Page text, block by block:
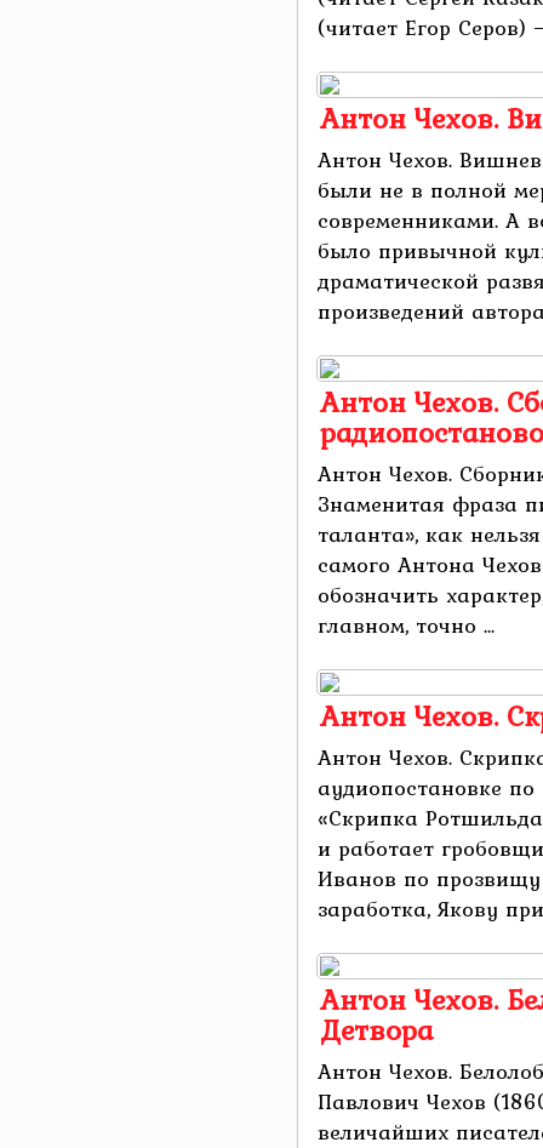
(читает Егор Серов)
Антон Чехов.
Антон Чехов.
были не в полной
современниками. А
было привычной
драматической
произведений
Антон Чехов.
Антон Чехов.
Знаменитая фраза
таланта», как
самого Антона
обозначить
главном, точно ...
Антон Чехов.
Антон Чехов.
аудиопостановке
«Скрипка
и работает
Иванов по
заработка, Якову
Антон Чехов.
Детвора
Антон Чехов.
Павлович Чехов
величайших